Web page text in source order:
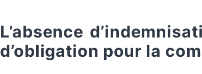
L’absence
d’obligation pour la